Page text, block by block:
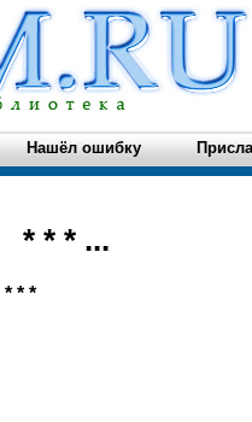
Нашёл ошибку
* * * ...
* * *